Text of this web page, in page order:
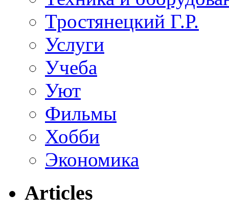
Тростянецкий Г.Р.
Услуги
Учеба
Уют
Фильмы
Хобби
Экономика
Articles